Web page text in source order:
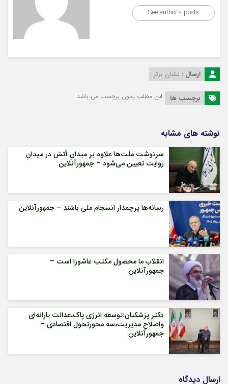
See author's posts
ارسال : نشان برتر
برچسب ها این مطلب بدون برچسب می باشد.
نوشته های مشابه
سرنوشت ملت‌ها علاوه بر میدانِ آتش در میدانِ
روایت تعیین می‌شود – جمهورآنلاین
رسانه‌ها پرچمدار انسجام ملی باشند – جمهورآنلاین
انقلاب ما محصول مکتب عاشورا است –
جمهورآنلاین
دکتر پزشکیان:توسعه انرژی پاک،عدالت یارانه‌ای
واصلاح مدیریت،سه محورتحول اقتصادی –
جمهورآنلاین
ارسال دیدگاه